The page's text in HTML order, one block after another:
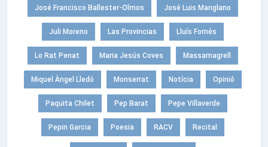
José Francisco Ballester-Olmos José Luis Manglano
Juli Moreno Las Provincias Lluís Fornés
Lo Rat Penat Maria Jesús Coves Massamagrell
Miquel Àngel Lledó Monserrat Notícia Opinió
Paquita Chilet Pep Barat Pepe Villaverde
Pepin Garcia Poesia RACV Recital